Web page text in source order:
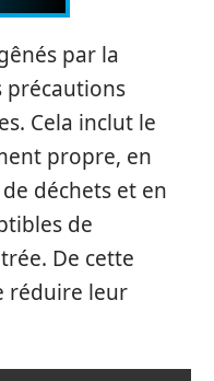
par la
précautions
Cela inclut le
propre, en
déchets et en
de
De cette
réduire leur